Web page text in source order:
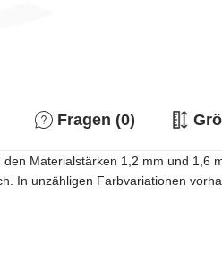
Fragen (0)
Materialstärken 1,2 mm und
In unzähligen Farbvariationen